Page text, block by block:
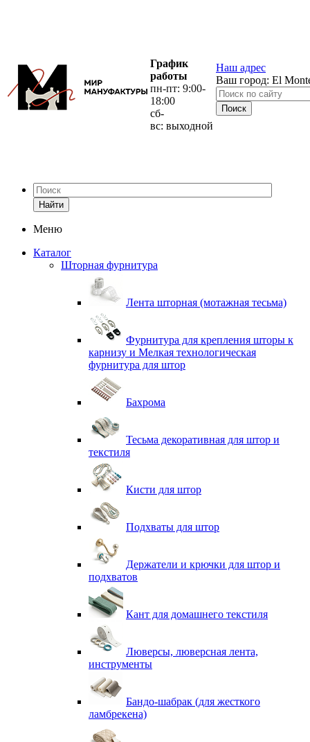
График
работы
пн-пт: 9:00-
18:00
сб-
вс: выходной
Наш адрес
Ваш город: El
Найти
Меню
Каталог
Шторная фурнитура
Лента шторная (мотажная тесьма)
Фурнитура для крепления шторы к
карнизу и Мелкая технологическая
фурнитура для штор
Бахрома
Тесьма декоративная для штор и
текстиля
Кисти для штор
Подхваты для штор
Держатели и крючки для штор и
подхватов
Кант для домашнего текстиля
Люверсы, люверсная лента,
инструменты
Бандо-шабрак (для жесткого
ламбрекена)